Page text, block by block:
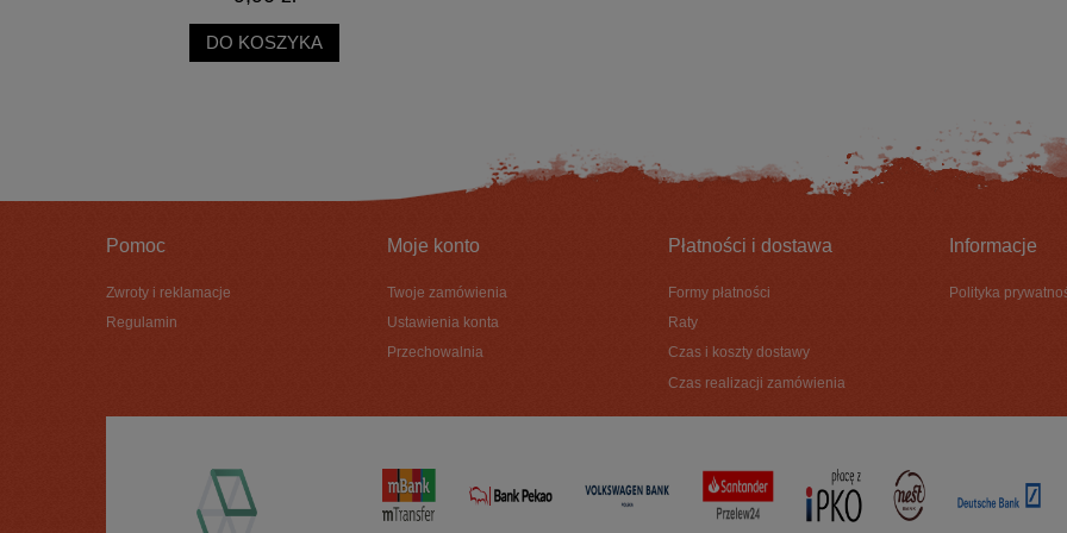
DO KOSZYKA
Pomoc
Zwroty i reklamacje
Regulamin
Moje konto
Twoje zamówienia
Ustawienia konta
Przechowalnia
Płatności i dostawa
Formy płatności
Raty
Czas i koszty dostawy
Czas realizacji zamówienia
Informacje
Polityka